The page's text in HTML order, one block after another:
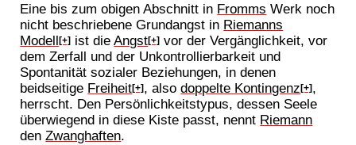
Eine bis zum obigen Abschnitt in Fromms Werk noch
nicht beschriebene Grundangst in Riemanns
Modell[+] ist dieAngst[+] vor der Vergänglichkeit, vor
dem Zerfall und der Unkontrollierbarkeit und
Spontanität sozialer Beziehungen, in denen
beidseitige Freiheit[+] , alsodoppelte Kontingenz[+] ,
herrscht. Den Persönlichkeitstypus, dessen Seele
überwiegend in diese Kiste passt, nennt Riemann
denZwanghaften.